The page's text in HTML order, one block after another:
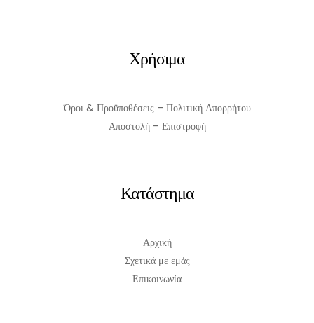
Χρήσιμα
Όροι & Προϋποθέσεις – Πολιτική Απορρήτου
Αποστολή – Επιστροφή
Κατάστημα
Αρχική
Σχετικά με εμάς
Επικοινωνία